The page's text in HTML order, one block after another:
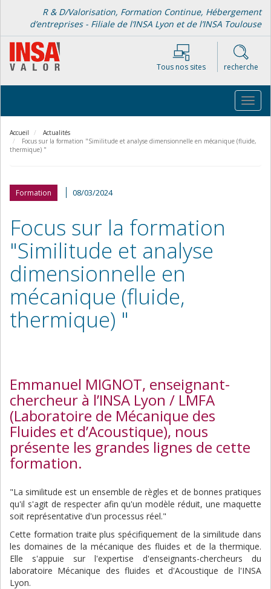
contenu
principal
R & D/Valorisation, Formation Continue, Hébergement
d’entreprises - Filiale de l’INSA Lyon et de l’INSA Toulouse
Tous nos sites recherche
Accueil
Actualités
Focus sur la formation "Similitude et analyse dimensionnelle en mécanique (fluide,
thermique) "
Formation 08/03/2024
Focus sur la formation
"Similitude et analyse
dimensionnelle en
mécanique (fluide,
thermique) "
Emmanuel MIGNOT, enseignant-
chercheur à l’INSA Lyon / LMFA
(Laboratoire de Mécanique des
Fluides et d’Acoustique), nous
présente les grandes lignes de cette
formation.
"La similitude est un ensemble de règles et de bonnes pratiques
qu'il s'agit de respecter afin qu'un modèle réduit, une maquette
soit représentative d'un processus réel."
Cette formation traite plus spécifiquement de la similitude dans
les domaines de la mécanique des fluides et de la thermique.
Elle s'appuie sur l'expertise d'enseignants-chercheurs du
laboratoire Mécanique des fluides et d'Acoustique de l'INSA
Lyon.